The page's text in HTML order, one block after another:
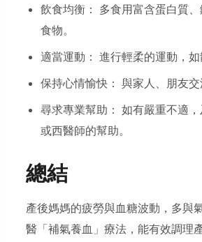
飲食均衡： 多食用富含蛋白質
食物。
適當運動： 進行輕柔的運動，如
保持心情愉快： 與家人、朋友交
尋求專業幫助： 如有嚴重不適
或西醫師的幫助。
總結
產後媽媽的疲勞與血糖波動，多與
醫「補氣養血」療法，能有效調理